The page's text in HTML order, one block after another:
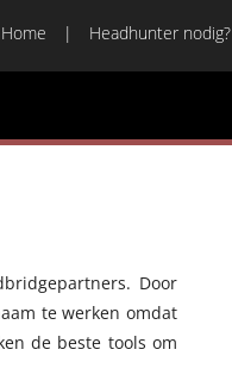
Home Headhunter nodig?
Door
te werken omdat
de beste tools om